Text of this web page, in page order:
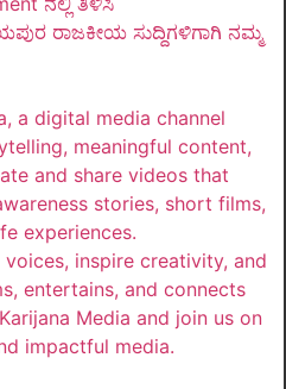
ರಾಜಕೀಯ ಸುದ್ದಿಗಳಿಗಾಗಿ ನಮ್ಮ
a digital media channel
meaningful content,
and share videos that
stories, short films,
experiences.
inspire creativity, and
entertains, and connects
Media and join us on
impactful media.